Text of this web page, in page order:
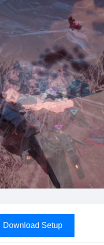
Download Setup